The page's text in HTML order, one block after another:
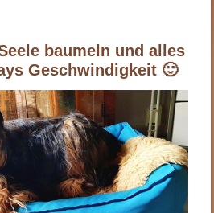
baumeln und alles
Geschwindigkeit 🙂